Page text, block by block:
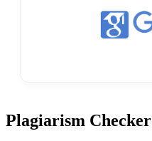
Plagiarism Checker